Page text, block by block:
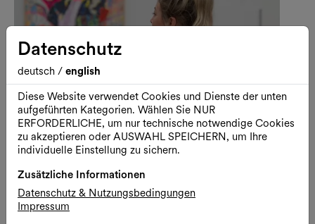
Kunst Führung
Datenschutz
deutsch / english
Diese Website verwendet Cookies und Dienste der unten
aufgeführten Kategorien. Wählen Sie NUR
ERFORDERLICHE, um nur technische notwendige Cookies
zu akzeptieren oder AUSWAHL SPEICHERN, um Ihre
individuelle Einstellung zu sichern.
Zusätzliche Informationen
Datenschutz & Nutzungsbedingungen
Impressum